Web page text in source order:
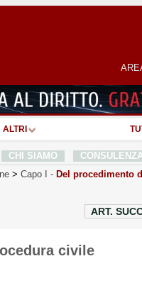
ALTRI
CHI SIAMO
> Capo I - Del procedimento
ART.
civile